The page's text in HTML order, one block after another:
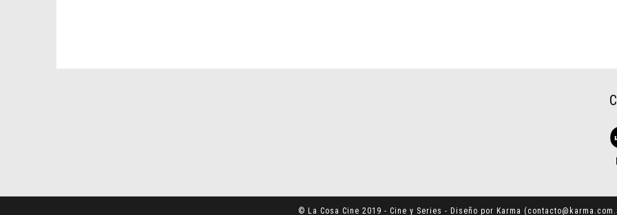
© La Cosa Cine 2019 - Cine y Series - Diseño por Karma (